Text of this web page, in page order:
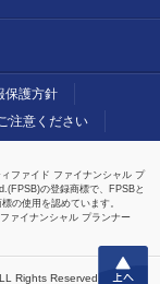
保護方針
ご注意ください
ィファイド ファイナンシャル プ
の登録商標で、FPSBと
の使用を認めています。
ァイナンシャル プランナー
Rights Reserved.